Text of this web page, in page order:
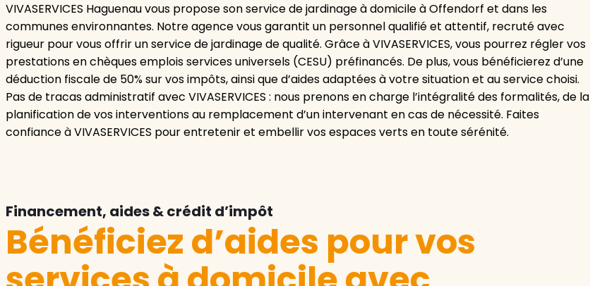
VIVASERVICES Haguenau vous propose son service de jardinage à domicile à Offendorf et dans les
communes environnantes. Notre agence vous garantit un personnel qualifié et attentif, recruté avec
rigueur pour vous offrir un service de jardinage de qualité. Grâce à VIVASERVICES, vous pourrez régler vos
prestations en chèques emplois services universels (CESU) préfinancés. De plus, vous bénéficierez d’une
déduction fiscale de 50% sur vos impôts, ainsi que d’aides adaptées à votre situation et au service choisi.
Pas de tracas administratif avec VIVASERVICES : nous prenons en charge l’intégralité des formalités, de la
planification de vos interventions au remplacement d’un intervenant en cas de nécessité. Faites
confiance à VIVASERVICES pour entretenir et embellir vos espaces verts en toute sérénité.
Financement, aides & crédit d’impôt
Bénéficiez d’aides pour vos